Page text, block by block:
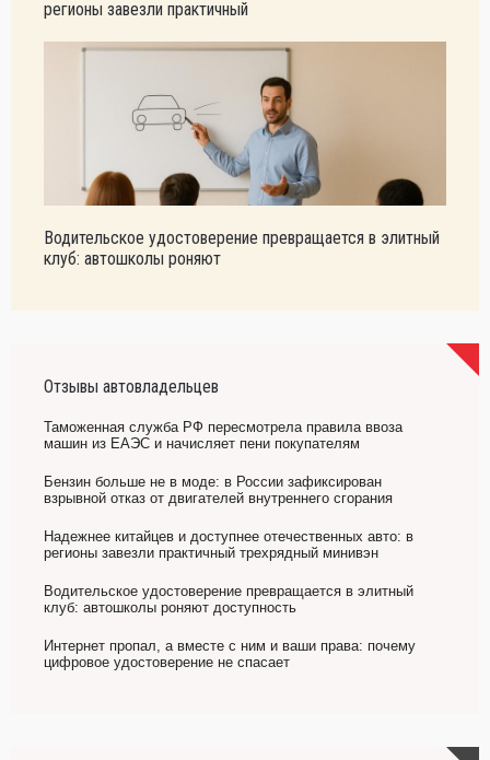
регионы завезли практичный
Водительское удостоверение превращается в элитный
клуб: автошколы роняют
Отзывы автовладельцев
Таможенная служба РФ пересмотрела правила ввоза
машин из ЕАЭС и начисляет пени покупателям
Бензин больше не в моде: в России зафиксирован
взрывной отказ от двигателей внутреннего сгорания
Надежнее китайцев и доступнее отечественных авто: в
регионы завезли практичный трехрядный минивэн
Водительское удостоверение превращается в элитный
клуб: автошколы роняют доступность
Интернет пропал, а вместе с ним и ваши права: почему
цифровое удостоверение не спасает